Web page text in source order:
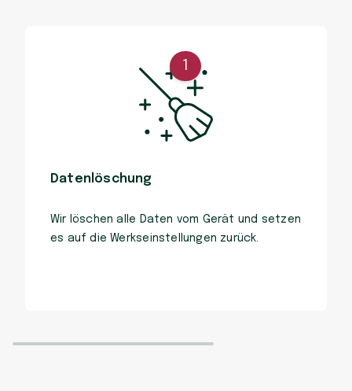
Datenlöschung
Wir löschen alle Daten vom Gerät und setzen
es auf die Werkseinstellungen zurück.